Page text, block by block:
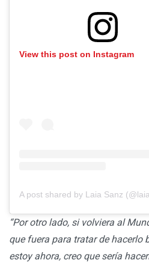
View this post on Instagram
A post shared by Laia Sanz
“Por otro lado, si volviera al
que fuera para tratar de hacerlo
estoy ahora, creo que sería